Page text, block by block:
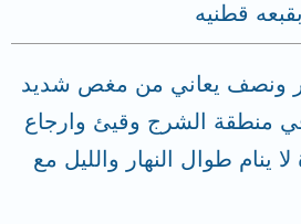
قطنيه
ونصف يعاني من مغص شديد
منطقة الشرج وقيئ وارجاع
ينام طوال النهار والليل مع